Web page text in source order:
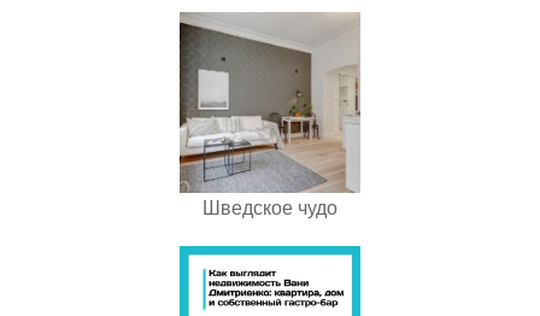
Шведское чудо